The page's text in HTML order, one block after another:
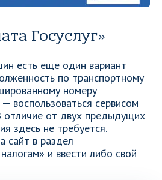
Госуслуг»
есть еще один вариант
по транспортному
номеру
воспользоваться сервисом
отличие от двух предыдущих
здесь не требуется.
сайт в раздел
и ввести либо свой